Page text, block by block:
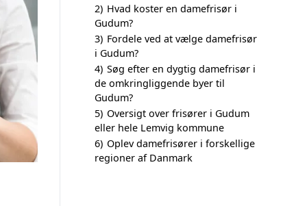
2) Hvad koster en damefrisør i
Gudum?
3) Fordele ved at vælge damefrisør
i Gudum?
4) Søg efter en dygtig damefrisør i
de omkringliggende byer til
Gudum?
5) Oversigt over frisører i Gudum
eller hele Lemvig kommune
6) Oplev damefrisører i forskellige
regioner af Danmark